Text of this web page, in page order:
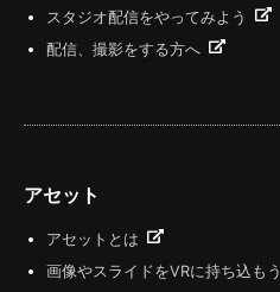
スタジオ配信をやってみよう
配信、撮影をする方へ
アセット
アセットとは
画像やスライドをVRに持ち込もう